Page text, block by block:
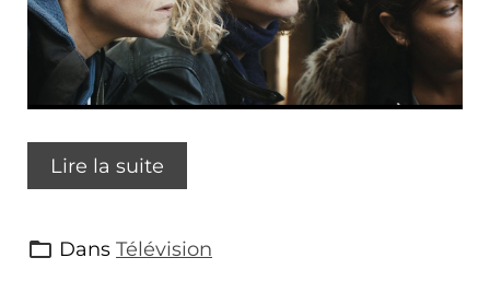
Lire la suite
Dans Télévision